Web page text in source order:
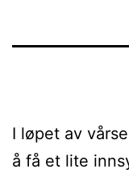
I løpet av
å få et lite